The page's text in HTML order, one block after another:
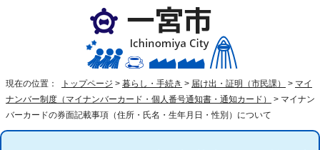
現在の位置： トップページ > 暮らし・手続き > 届け出・証明（市民課） > マイ
ナンバー制度（マイナンバーカード・個人番号通知書・通知カード）
> マイナン
バーカードの券面記載事項（住所・氏名・生年月日・性別）について